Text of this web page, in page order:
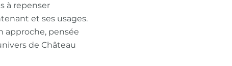
à repenser
et ses usages.
approche, pensée
de Château